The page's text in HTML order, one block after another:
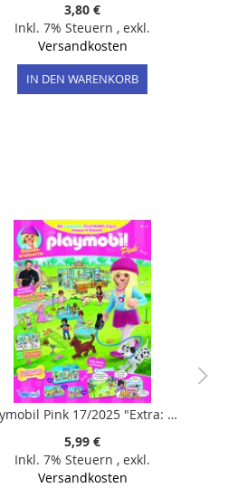
3,80 €
Inkl. 7% Steuern , exkl.
Versandkosten
IN DEN WARENKORB
Playmobil Pink 17/2025 "Extra: Hundetrainerin"
5,99 €
Inkl. 7% Steuern , exkl.
Versandkosten